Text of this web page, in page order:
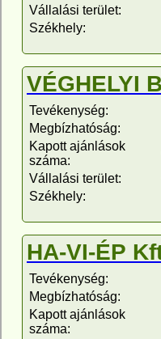
Vállalási terület:
Székhely:
VÉGHELYI
Tevékenység:
Megbízhatóság:
Kapott ajánlások
száma:
Vállalási terület:
Székhely:
HA-VI-ÉP
Tevékenység:
Megbízhatóság:
Kapott ajánlások
száma: